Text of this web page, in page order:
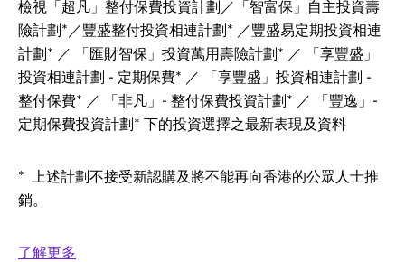
檢視「超凡」整付保費投資計劃／「智富保」自主投資壽
險計劃*／豐盛整付投資相連計劃* ／豐盛易定期投資相連
計劃* ／ 「匯財智保」投資萬用壽險計劃* ／ 「享豐盛」
投資相連計劃 - 定期保費* ／ 「享豐盛」投資相連計劃 -
整付保費* ／ 「非凡」- 整付保費投資計劃* ／ 「豐逸」-
定期保費投資計劃* 下的投資選擇之最新表現及資料
* 上述計劃不接受新認購及將不能再向香港的公眾人士推
銷。
了解更多